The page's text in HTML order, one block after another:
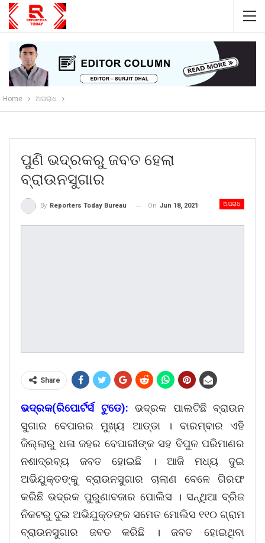
Home ଅପରାଧ
ପୁଣି ଭଦ୍ରକରୁ ଜବତ ହେଲା
ବ୍ରାଉନସୁଗାର
ଅପରାଧ
By Reporters Today Bureau On Jun 18, 2021
Share
ଭଦ୍ରକ(ରିପୋର୍ଟର୍ସ ଟୁଡେ): ଭଦ୍ରକ ପାଲଟିଛି ବ୍ରାଉନ
ସୁଗାର ବେପାରର ମୁଖ୍ୟ ଆଡ୍ଡା । ବାରମ୍ବାର ଏହି
ଜିଲ୍ଲାରୁ ଧଳା ଜହର ବେପାରୀଙ୍କ ସହ ବିପୁଳ ପରିମାଣର
ନଶାଦ୍ରବ୍ୟ ଜବତ ହୋଇଛି । ଆଜି ମଧ୍ୟ ଦୁଇ
ଅଭିଯୁକ୍ତଙ୍କୁ ବ୍ରାଉନସୁଗାର ଚାଲାଣ ବେଳେ ଗିରଫ
କରିଛି ଭଦ୍ରକ ପୁରୁଣାବଜାର ପୋଲିସ । ସନ୍ଥିଆ ବ୍ରିଜ
ନିକଟରୁ ଦୁଇ ଅଭିଯୁକ୍ତଙ୍କ ସମେତ ମୋଲିସ ୧୧୦ ଗ୍ରାମ
ବ୍ରାଉନସୁଗାର ଜବତ କରିଛି । ଜବତ ହୋଇଥିବା